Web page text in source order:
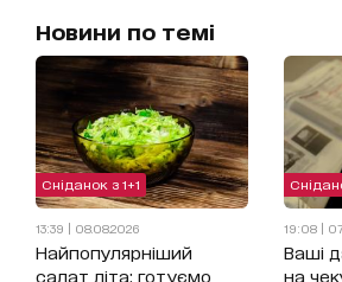
Новини по темі
Сніданок з 1+1
13:39 | 08.08.2026
Найпопулярніший
салат літа: готуємо
19:08 |
Ваші
на